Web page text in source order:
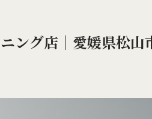
ング店｜愛媛県松山